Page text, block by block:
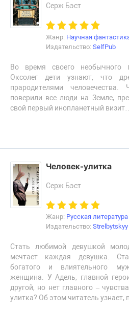
Серж Бэст
Жанр: Научная
Издательство: SelfPub
Во время своего необычного
Оксолег дети узнают, что
прародителями
поверили все люди на Земле,
свой первый инопланетный визит…
Человек-улитка
Серж Бэст
Жанр: Русская литература
Издательство:
Стать любимой девушкой
мечтает каждая девушка.
богатого и влиятельного
женщина. У Адель, главной
другой, но нет главного –
улитка? Об этом читатель